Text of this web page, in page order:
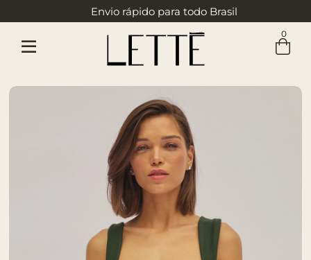
Envio rápido para todo Brasil
0